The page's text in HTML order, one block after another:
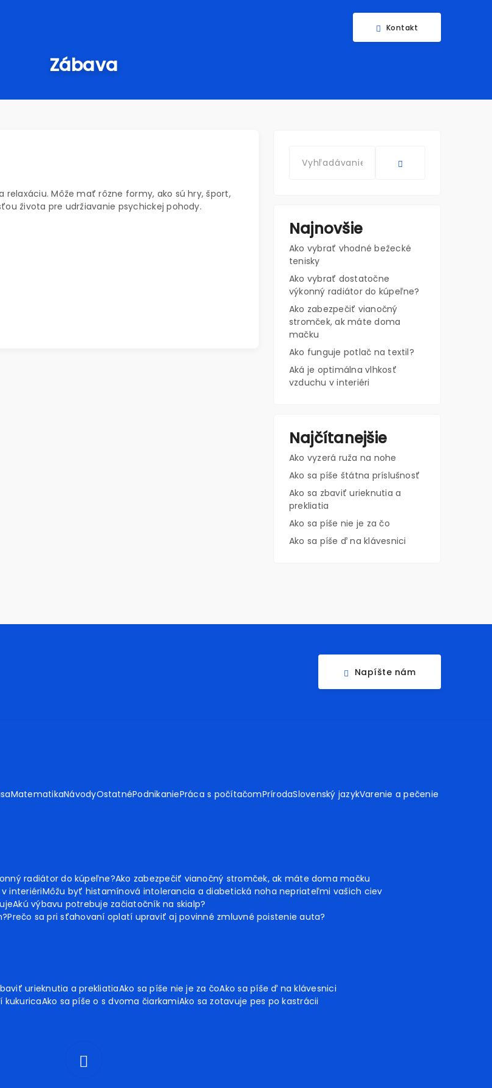
Kontakt
Zábava
Môže mať rôzne formy, ako sú hry, šport,
života pre udržiavanie psychickej pohody.
Najnovšie
Ako vybrať vhodné bežecké
tenisky
Ako vybrať dostatočne
výkonný radiátor do kúpeľne?
Ako zabezpečiť vianočný
stromček, ak máte doma
mačku
Ako funguje potlač na textil?
Aká je optimálna vlhkosť
vzduchu v interiéri
Najčítanejšie
Ako vyzerá ruža na nohe
Ako sa píše štátna príslušnosť
Ako sa zbaviť urieknutia a
prekliatia
Ako sa píše nie je za čo
Ako sa píše ď na klávesnici
Napíšte nám
MatematikaNávodyOstatnéPodnikaniePráca s počítačomPrírodaSlovenský jazykVarenie a pečenie
radiátor do kúpeľne?Ako zabezpečiť vianočný stromček, ak máte doma mačku
interiériMôžu byť histamínová intolerancia a diabetická noha nepriateľmi vašich ciev
Akú výbavu potrebuje začiatočník na skialp?
Prečo sa pri sťahovaní oplatí upraviť aj povinné zmluvné poistenie auta?
urieknutia a prekliatiaAko sa píše nie je za čoAko sa píše ď na klávesnici
kukuricaAko sa píše o s dvoma čiarkamiAko sa zotavuje pes po kastrácii